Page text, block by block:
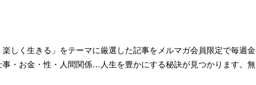
教育学部卒。極度の節約好きで、ポイントやキャンペーン情報に精
生活！ お金がなくても人生100倍楽しめる！』。ブログ「いの得ブロ
しく生きる」をテーマに厳選した記事をメルマガ会員限定で毎週金
・お金・性・人間関係…人生を豊かにする秘訣が見つかります。無